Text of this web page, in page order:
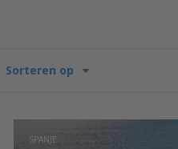
Sorteren op
SPANJE